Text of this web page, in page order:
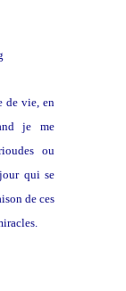
de vie, en
je me
ou
qui se
de ces